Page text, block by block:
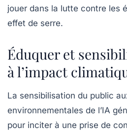
jouer dans la lutte contre les
effet de serre.
Éduquer et
à l’impact
La sensibilisation du public
environnementales de l’IA
pour inciter à une prise de